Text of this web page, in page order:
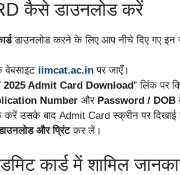
कैसे डाउनलोड करें
डाउनलोड करने के लिए आप नीचे दिए गए इन
वेबसाइट iimcat.ac.in पर जाएँ।
2025 Admit Card Download” लिंक पर
Number और Password / DOB
करें उसके बाद Admit Card स्क्रीन पर दिखाई
और प्रिंटकर लें।
कार्ड में शामिल